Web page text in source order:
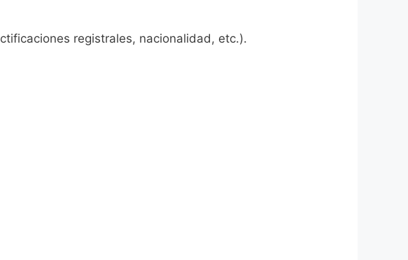
registrales, nacionalidad, etc.).